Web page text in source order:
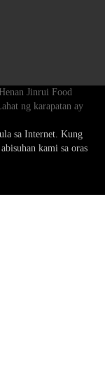
Jinrui Food
ng karapatan ay
sa Internet. Kung
kami sa oras